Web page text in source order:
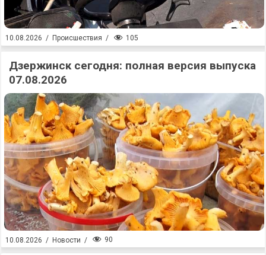
10.08.2026 / Происшествия / 105
Дзержинск сегодня: полная версия выпуска
07.08.2026
10.08.2026 / Новости / 90